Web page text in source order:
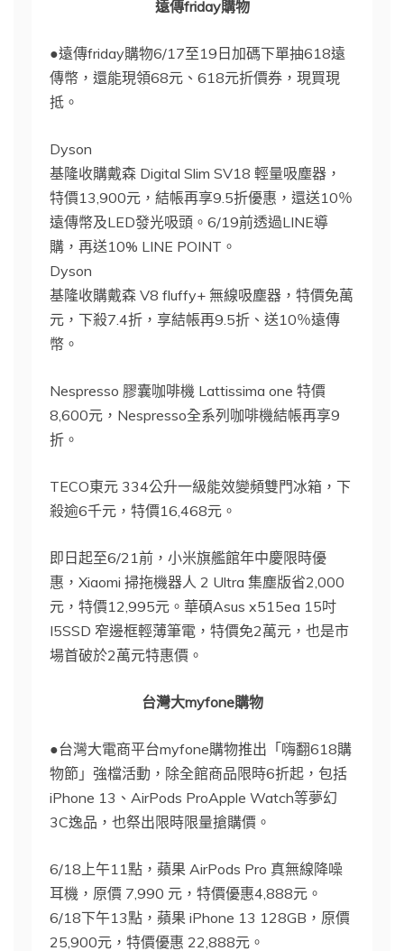
遠傳friday購物
●遠傳friday購物6/17至19日加碼下單抽618遠
傳幣，還能現領68元、618元折價券，現買現
抵。
Dyson
基隆收購戴森 Digital Slim SV18 輕量吸塵器，
特價13,900元，結帳再享9.5折優惠，還送10％
遠傳幣及LED發光吸頭。6/19前透過LINE導
購，再送10% LINE POINT。
Dyson
基隆收購戴森 V8 fluffy+ 無線吸塵器，特價免萬
元，下殺7.4折，享結帳再9.5折、送10％遠傳
幣。
Nespresso 膠囊咖啡機 Lattissima one 特價
8,600元，Nespresso全系列咖啡機結帳再享9
折。
TECO東元 334公升一級能效變頻雙門冰箱，下
殺逾6千元，特價16,468元。
即日起至6/21前，小米旗艦館年中慶限時優
惠，Xiaomi 掃拖機器人 2 Ultra 集塵版省2,000
元，特價12,995元。華碩Asus x515ea 15吋
I5SSD 窄邊框輕薄筆電，特價免2萬元，也是市
場首破於2萬元特惠價。
台灣大myfone購物
●台灣大電商平台myfone購物推出「嗨翻618購
物節」強檔活動，除全館商品限時6折起，包括
iPhone 13、AirPods ProApple Watch等夢幻
3C逸品，也祭出限時限量搶購價。
6/18上午11點，蘋果 AirPods Pro 真無線降噪
耳機，原價 7,990 元，特價優惠4,888元。
6/18下午13點，蘋果 iPhone 13 128GB，原價
25,900元，特價優惠 22,888元。